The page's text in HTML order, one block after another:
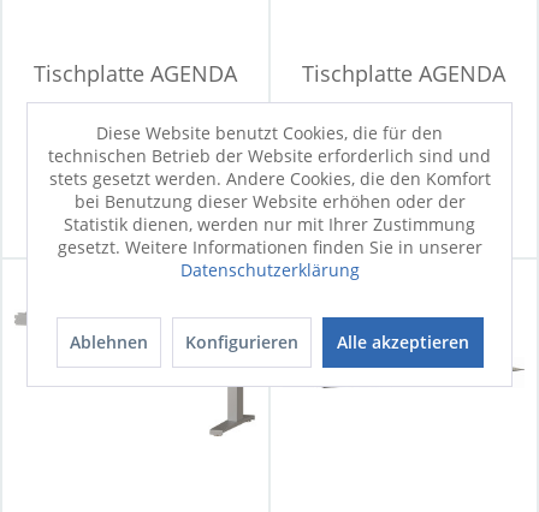
Tischplatte AGENDA
Sofort verfügbar
339,00 €
Tischplatte AGENDA
Sofort verfügbar
339,00 €
Diese Website benutzt Cookies, die für den
technischen Betrieb der Website erforderlich sind und
stets gesetzt werden. Andere Cookies, die den Komfort
bei Benutzung dieser Website erhöhen oder der
Statistik dienen, werden nur mit Ihrer Zustimmung
gesetzt. Weitere Informationen finden Sie in unserer
Datenschutzerklärung
Ablehnen Konfigurieren Alle akzeptieren